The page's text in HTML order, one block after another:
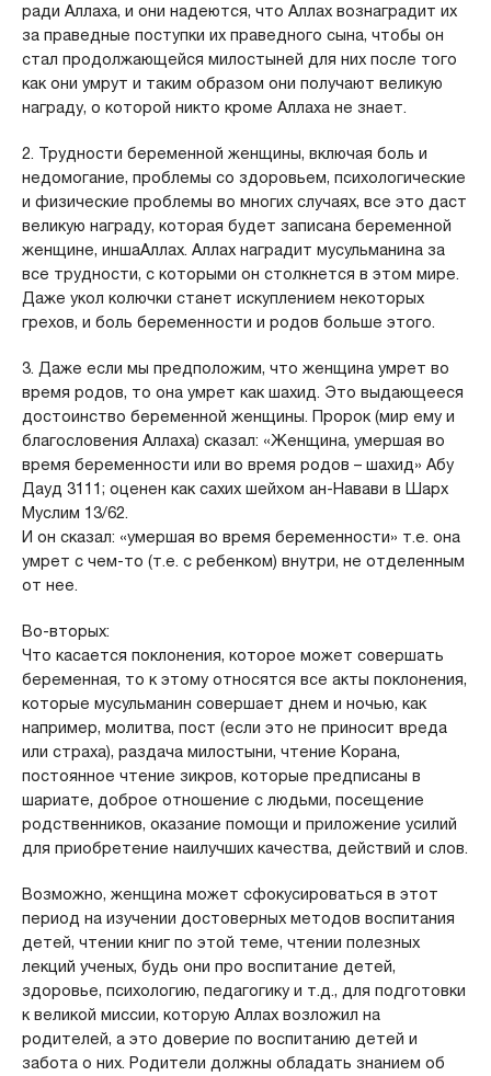
ради Аллаха, и они надеются, что Аллах вознаградит их
за праведные поступки их праведного сына, чтобы он
стал продолжающейся милостыней для них после того
как они умрут и таким образом они получают великую
награду, о которой никто кроме Аллаха не знает.
2. Трудности беременной женщины, включая боль и
недомогание, проблемы со здоровьем, психологические
и физические проблемы во многих случаях, все это даст
великую награду, которая будет записана беременной
женщине, иншаАллах. Аллах наградит мусульманина за
все трудности, с которыми он столкнется в этом мире.
Даже укол колючки станет искуплением некоторых
грехов, и боль беременности и родов больше этого.
3. Даже если мы предположим, что женщина умрет во
время родов, то она умрет как шахид. Это выдающееся
достоинство беременной женщины. Пророк (мир ему и
благословения Аллаха) сказал: «Женщина, умершая во
время беременности или во время родов – шахид» Абу
Дауд 3111; оценен как сахих шейхом ан-Навави в Шарх
Муслим 13/62.
И он сказал: «умершая во время беременности» т.е. она
умрет с чем-то (т.е. с ребенком) внутри, не отделенным
от нее.
Во-вторых:
Что касается поклонения, которое может совершать
беременная, то к этому относятся все акты поклонения,
которые мусульманин совершает днем и ночью, как
например, молитва, пост (если это не приносит вреда
или страха), раздача милостыни, чтение Корана,
постоянное чтение зикров, которые предписаны в
шариате, доброе отношение с людьми, посещение
родственников, оказание помощи и приложение усилий
для приобретение наилучших качества, действий и слов.
Возможно, женщина может сфокусироваться в этот
период на изучении достоверных методов воспитания
детей, чтении книг по этой теме, чтении полезных
лекций ученых, будь они про воспитание детей,
здоровье, психологию, педагогику и т.д., для подготовки
к великой миссии, которую Аллах возложил на
родителей, а это доверие по воспитанию детей и
забота о них. Родители должны обладать знанием об